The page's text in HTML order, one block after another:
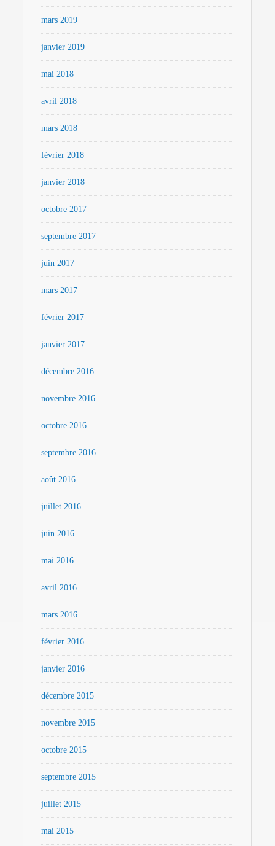
mars 2019
janvier 2019
mai 2018
avril 2018
mars 2018
février 2018
janvier 2018
octobre 2017
septembre 2017
juin 2017
mars 2017
février 2017
janvier 2017
décembre 2016
novembre 2016
octobre 2016
septembre 2016
août 2016
juillet 2016
juin 2016
mai 2016
avril 2016
mars 2016
février 2016
janvier 2016
décembre 2015
novembre 2015
octobre 2015
septembre 2015
juillet 2015
mai 2015